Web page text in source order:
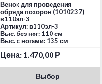
Венок для проведения
обряда похорон (1010237)
в110эл-3
Артикул: в110эл-3
Выс. без ног: 110 см
Выс. c ногами: 135 см
Цена: 1.470,00 Р
Выбор